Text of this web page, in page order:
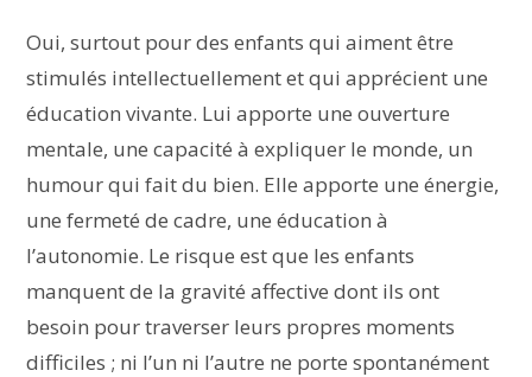
Oui, surtout pour des enfants qui aiment être
stimulés intellectuellement et qui apprécient une
éducation vivante. Lui apporte une ouverture
mentale, une capacité à expliquer le monde, un
humour qui fait du bien. Elle apporte une énergie,
une fermeté de cadre, une éducation à
l’autonomie. Le risque est que les enfants
manquent de la gravité affective dont ils ont
besoin pour traverser leurs propres moments
difficiles ; ni l’un ni l’autre ne porte spontanément